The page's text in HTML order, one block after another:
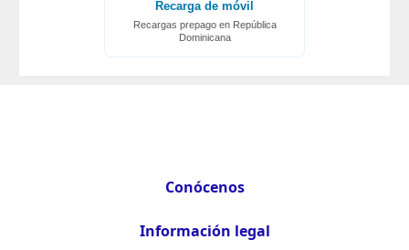
Recarga de móvil
Recargas prepago en República
Dominicana
Conócenos
Información legal